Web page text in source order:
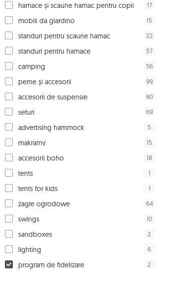
hamace și scaune hamac pentru copii 17
mobili da giardino 15
standuri pentru scaune hamac 22
standuri pentru hamace 57
camping 56
perne și accesorii 99
accesorii de suspensie 80
seturi 69
advertising hammock 5
makramy 15
accesorii boho 18
tents 1
tents for kids 1
żagle ogrodowe 64
swings 10
sandboxes 2
lighting 6
program de fidelizare 2